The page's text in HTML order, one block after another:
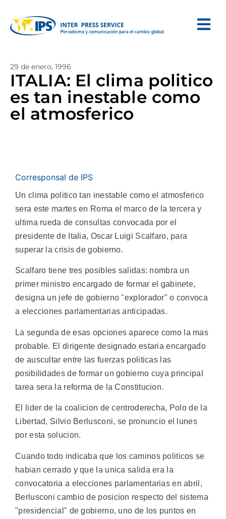
29 de enero, 1996
ITALIA: El clima politico
es tan inestable como
el atmosferico
Corresponsal de IPS
Un clima politico tan inestable como el atmosferico
sera este martes en Roma el marco de la tercera y
ultima rueda de consultas convocada por el
presidente de Italia, Oscar Luigi Scalfaro, para
superar la crisis de gobierno.
Scalfaro tiene tres posibles salidas: nombra un
primer ministro encargado de formar el gabinete,
designa un jefe de gobierno "explorador" o convoca
a elecciones parlamentarias anticipadas.
La segunda de esas opciones aparece como la mas
probable. El dirigente designado estaria encargado
de auscultar entre las fuerzas politicas las
posibilidades de formar un gobierno cuya principal
tarea sera la reforma de la Constitucion.
El lider de la coalicion de centroderecha, Polo de la
Libertad, Silvio Berlusconi, se pronuncio el lunes
por esta solucion.
Cuando todo indicaba que los caminos politicos se
habian cerrado y que la unica salida era la
convocatoria a elecciones parlamentarias en abril,
Berlusconi cambio de posicion respecto del sistema
"presidencial" de gobierno, uno de los puntos en